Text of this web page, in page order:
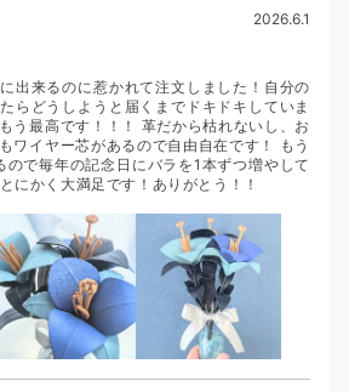
2026.6.1
出来るのに惹かれて注文しました！自分の
らどうしようと届くまでドキドキしていま
う最高です！！！ 革だから枯れないし、お
ワイヤー芯があるので自由自在です！ もう
ので毎年の記念日にバラを1本ずつ増やして
にかく大満足です！ありがとう！！